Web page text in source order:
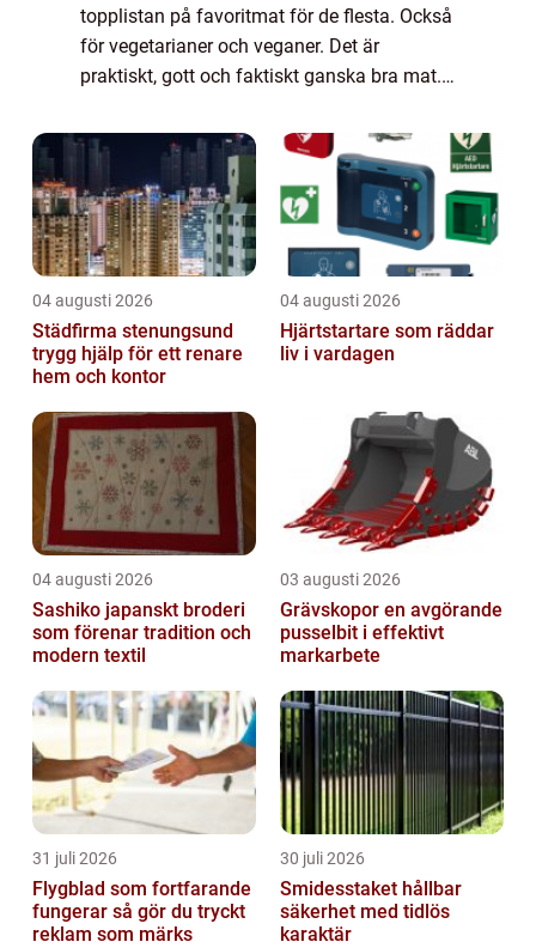
topplistan på favoritmat för de flesta. Också
för vegetarianer och veganer. Det är
praktiskt, gott och faktiskt ganska bra mat.
såväl protein och kolhydrater som fibrer ...
04 augusti 2026
Städfirma stenungsund
trygg hjälp för ett renare
hem och kontor
04 augusti 2026
Hjärtstartare som räddar
liv i vardagen
04 augusti 2026
Sashiko japanskt broderi
som förenar tradition och
modern textil
03 augusti 2026
Grävskopor en avgörande
pusselbit i effektivt
markarbete
31 juli 2026
Flygblad som fortfarande
fungerar så gör du tryckt
reklam som märks
30 juli 2026
Smidesstaket hållbar
säkerhet med tidlös
karaktär